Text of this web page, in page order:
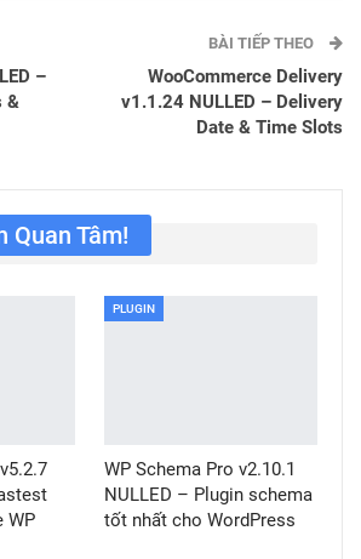
–
&
BÀI TIẾP THEO
WooCommerce Delivery
v1.1.24 NULLED – Delivery
Date & Time Slots
Quan Tâm!
WP
PLUGIN
WP Schema Pro v2.10.1
NULLED – Plugin schema
tốt nhất cho WordPress